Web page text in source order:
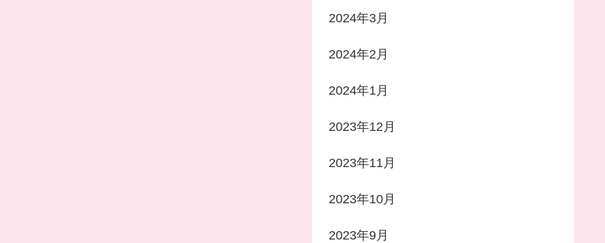
2024年3月
2024年2月
2024年1月
2023年12月
2023年11月
2023年10月
2023年9月